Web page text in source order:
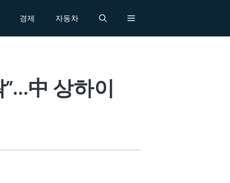
경제 자동차
中 상하이